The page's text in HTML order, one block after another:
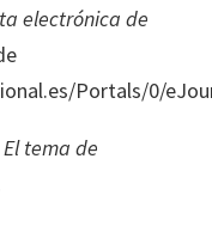
electrónica de
Portals/0/
El tema de